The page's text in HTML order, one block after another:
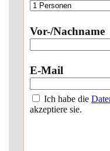
Vor-/Nachname
E-Mail
Ich habe die
akzeptiere sie.